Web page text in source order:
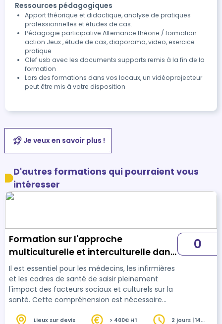
Ressources pédagogiques
Apport théorique et didactique, analyse de pratiques
professionnelles et études de cas.
Pédagogie participative Alternance théorie / formation
action Jeux , étude de cas, diaporama, video, exercice
pratique
Clef usb avec les documents supports remis à la fin de la
formation
Lors des formations dans vos locaux, un vidéoprojecteur
peut être mis à votre disposition
Je veux en savoir plus !
D'autres formations qui pourraient vous
intéresser
Formation sur l'approche
multiculturelle et interculturelle dans
les soins
Il est essentiel pour les médecins, les infirmières
et les cadres de santé de saisir pleinement
l'impact des facteurs sociaux et culturels sur la
santé. Cette compréhension est nécessaire
le patient, en répondant à leurs besoins
0
Lieux sur devis > 400€ HT
2 jours | 14